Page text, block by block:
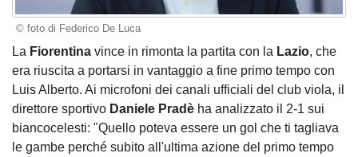
© foto di Federico De Luca
La Fiorentina vince in rimonta la partita con la Lazio, che
era riuscita a portarsi in vantaggio a fine primo tempo con
Luis Alberto. Ai microfoni dei canali ufficiali del club viola, il
direttore sportivo Daniele Pradè ha analizzato il 2-1 sui
biancocelesti: "Quello poteva essere un gol che ti tagliava
le gambe perché subito all'ultima azione del primo tempo